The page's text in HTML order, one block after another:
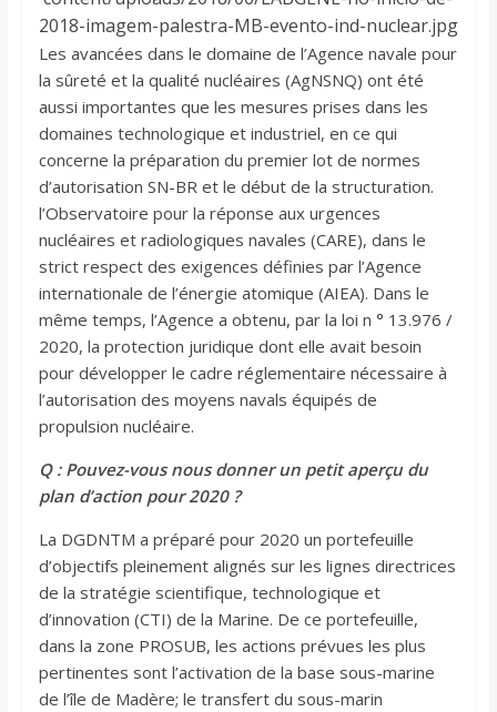
Les avancées dans le domaine de l’Agence navale pour
la sûreté et la qualité nucléaires (AgNSNQ) ont été
aussi importantes que les mesures prises dans les
domaines technologique et industriel, en ce qui
concerne la préparation du premier lot de normes
d’autorisation SN-BR et le début de la structuration.
l’Observatoire pour la réponse aux urgences
nucléaires et radiologiques navales (CARE), dans le
strict respect des exigences définies par l’Agence
internationale de l’énergie atomique (AIEA). Dans le
même temps, l’Agence a obtenu, par la loi n ° 13.976 /
2020, la protection juridique dont elle avait besoin
pour développer le cadre réglementaire nécessaire à
l’autorisation des moyens navals équipés de
propulsion nucléaire.
Q : Pouvez-vous nous donner un petit aperçu du
plan d’action pour 2020 ?
La DGDNTM a préparé pour 2020 un portefeuille
d’objectifs pleinement alignés sur les lignes directrices
de la stratégie scientifique, technologique et
d’innovation (CTI) de la Marine. De ce portefeuille,
dans la zone PROSUB, les actions prévues les plus
pertinentes sont l’activation de la base sous-marine
de l’île de Madère; le transfert du sous-marin